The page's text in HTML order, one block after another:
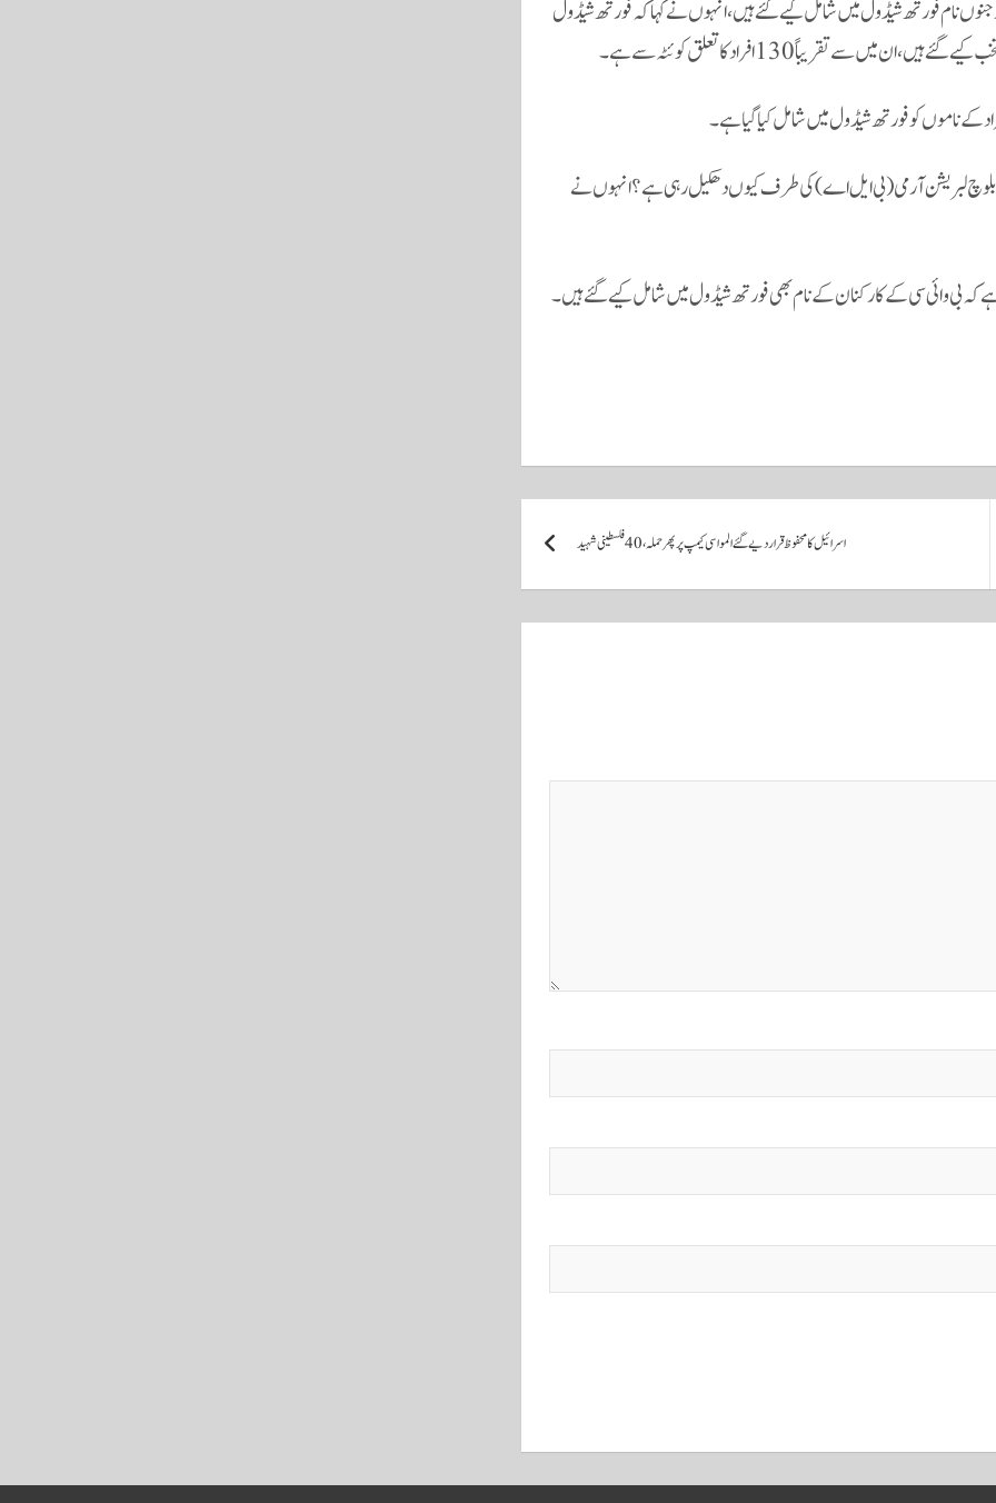
نام فورتھ شیڈول میں شامل کیے گئے ہیں، انہوں نے کہا کہ فورتھ شیڈول
کے ناموں کو فورتھ شیڈول میں شامل کیا گیا ہے۔
بلوچ لبریشن آرمی (بی ایل اے) کی طرف کیوں دھکیل رہی ہے؟ انہوں نے
کہ بی وائی سی کے کارکنان کے نام بھی فورتھ شیڈول میں شامل کیے گئے ہیں۔
اسرائیل کا محفوظ قرار دیے گئے المواسی کیمپ پر پھر حملہ، 40 فلسطینی شہید